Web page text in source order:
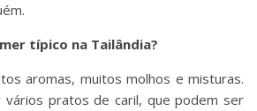
típico na Tailândia?
aromas, muitos molhos e misturas.
vários pratos de caril, que podem ser